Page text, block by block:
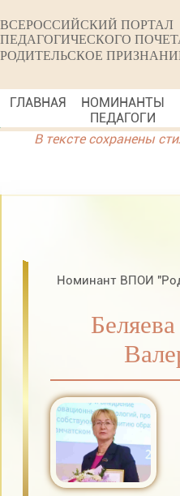
ВСЕРОССИЙСКИЙ ПОРТАЛ
ПЕДАГОГИЧЕСКОГО
РОДИТЕЛЬСКОЕ
ГЛАВНАЯ
НОМИНАНТЫ
ПЕДАГОГИ
В тексте сохранены
Номинант ВПОИ